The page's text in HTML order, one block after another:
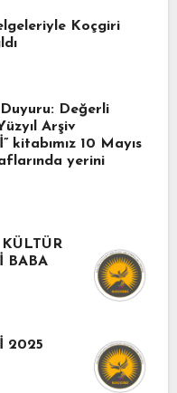
Koçgiri
Değerli
Arşiv
kitabımız 10 Mayıs
yerini
BABA
2025